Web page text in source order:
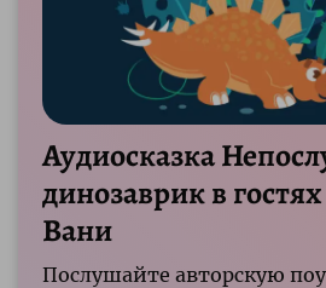
Аудиосказка
динозаврик в
Вани
Послушайте авторскую